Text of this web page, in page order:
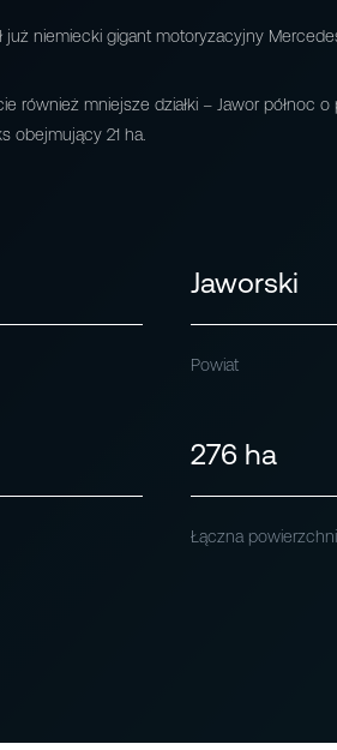
już niemiecki gigant motoryzacyjny
również mniejsze działki – Jawor północ
obejmujący 21 ha.
Jaworski
Powiat
276 ha
Łączna